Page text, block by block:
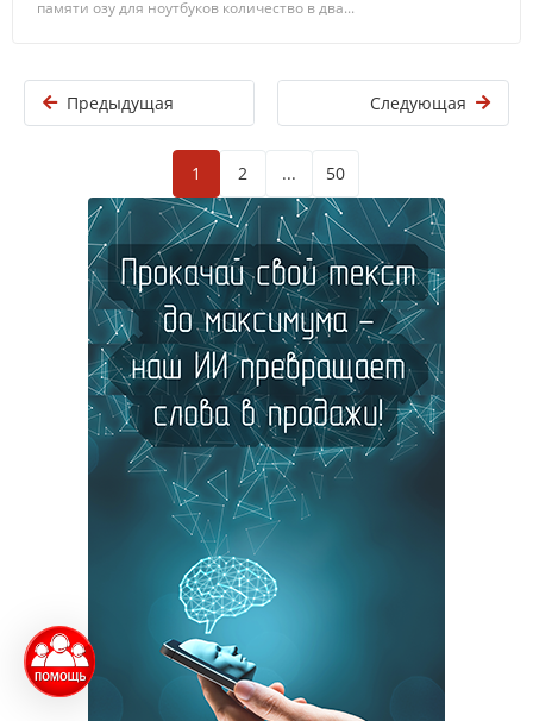
памяти озу для ноутбуков количество в два...
Предыдущая Следующая
1 2 ... 50